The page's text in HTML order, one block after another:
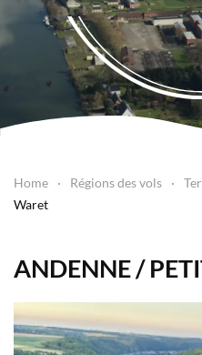
Home Régions des vols
Waret
ANDENNE /